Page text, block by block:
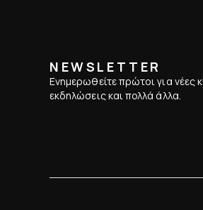
NEWSLETTER
Ενημερωθείτε πρώτοι για
εκδηλώσεις και πολλά άλλα.